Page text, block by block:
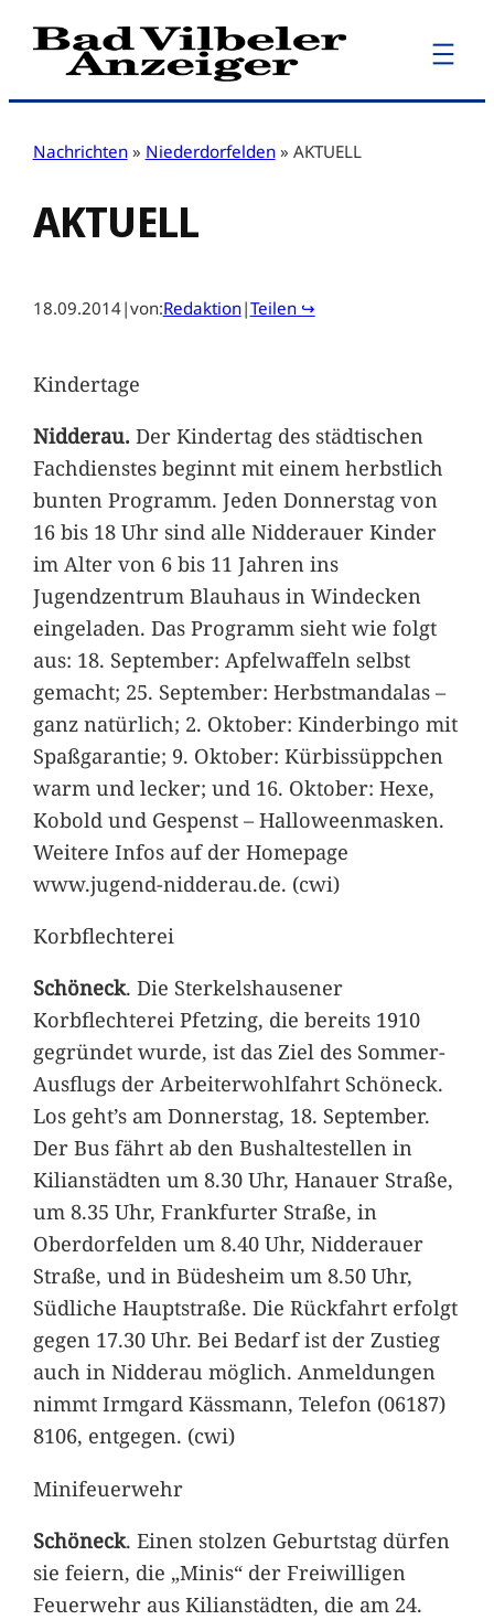
Zum
Inhalt
Nachrichten » Niederdorfelden » AKTUELL
AKTUELL
18.09.2014|von:Redaktion|Teilen ↪
Kindertage
Nidderau.Der Kindertag des städtischen
Fachdienstes beginnt mit einem herbstlich
bunten Programm. Jeden Donnerstag von
16 bis 18 Uhr sind alle Nidderauer Kinder
im Alter von 6 bis 11 Jahren ins
Jugendzentrum Blauhaus in Windecken
eingeladen. Das Programm sieht wie folgt
aus: 18. September: Apfelwaffeln selbst
gemacht; 25. September: Herbstmandalas –
ganz natürlich; 2. Oktober: Kinderbingo mit
Spaßgarantie; 9. Oktober: Kürbissüppchen
warm und lecker; und 16. Oktober: Hexe,
Kobold und Gespenst – Halloweenmasken.
Weitere Infos auf der Homepage
www.jugend-nidderau.de. (cwi)
Korbflechterei
Schöneck. Die Sterkelshausener
Korbflechterei Pfetzing, die bereits 1910
gegründet wurde, ist das Ziel des Sommer-
Ausflugs der Arbeiterwohlfahrt Schöneck.
Los geht’s am Donnerstag, 18. September.
Der Bus fährt ab den Bushaltestellen in
Kilianstädten um 8.30 Uhr, Hanauer Straße,
um 8.35 Uhr, Frankfurter Straße, in
Oberdorfelden um 8.40 Uhr, Nidderauer
Straße, und in Büdesheim um 8.50 Uhr,
Südliche Hauptstraße. Die Rückfahrt erfolgt
gegen 17.30 Uhr. Bei Bedarf ist der Zustieg
auch in Nidderau möglich. Anmeldungen
nimmt Irmgard Kässmann, Telefon (06187)
8106, entgegen. (cwi)
Minifeuerwehr
Schöneck. Einen stolzen Geburtstag dürfen
sie feiern, die „Minis“ der Freiwilligen
Feuerwehr aus Kilianstädten, die am 24.